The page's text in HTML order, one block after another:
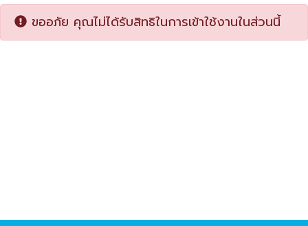
ขออภัย คุณไม่ได้รับสิทธิในการเข้าใช้งานในส่วนนี้